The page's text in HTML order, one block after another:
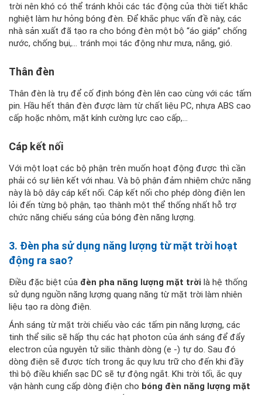
trời nên khó có thể tránh khỏi các tác động của thời tiết khắc
nghiệt làm hư hỏng bóng đèn. Để khắc phục vấn đề này, các
nhà sản xuất đã tạo ra cho bóng đèn một bộ “áo giáp” chống
nước, chống bụi,… tránh mọi tác động như mưa, nắng, gió.
Thân đèn
Thân đèn là trụ để cố định bóng đèn lên cao cùng với các tấm
pin. Hầu hết thân đèn được làm từ chất liệu PC, nhựa ABS cao
cấp hoặc nhôm, mặt kính cường lực cao cấp,…
Cáp kết nối
Với một loạt các bộ phận trên muốn hoạt động được thì cần
phải có sự liên kết với nhau. Và bộ phận đảm nhiệm chức năng
này là bộ dây cáp kết nối. Cáp kết nối cho phép dòng điện len
lỏi đến từng bộ phận, tạo thành một thể thống nhất hỗ trợ
chức năng chiếu sáng của bóng đèn năng lượng.
3. Đèn pha sử dụng năng lượng từ mặt trời hoạt
động ra sao?
Điều đặc biệt của đèn pha năng lượng mặt trời là hệ thống
sử dụng nguồn năng lượng quang năng từ mặt trời làm nhiên
liệu tạo ra dòng điện.
Ánh sáng từ mặt trời chiếu vào các tấm pin năng lượng, các
tinh thể silic sẽ hấp thụ các hạt photon của ánh sáng để đẩy
electron của nguyên tử silic thành dòng (e -) tự do. Sau đó
dòng điện sẽ được tích trong ắc quy lưu trữ cho đến khi đầy
thì bộ điều khiển sạc DC sẽ tự động ngắt. Khi trời tối, ắc quy
vận hành cung cấp dòng điện cho bóng đèn năng lượng mặt